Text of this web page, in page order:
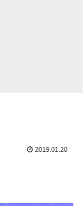
2019.01.20